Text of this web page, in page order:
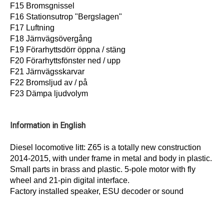
F15 Bromsgnissel
F16 Stationsutrop "Bergslagen"
F17 Luftning
F18 Järnvägsövergång
F19 Förarhyttsdörr öppna / stäng
F20 Förarhyttsfönster ned / upp
F21 Järnvägsskarvar
F22 Bromsljud av / på
F23 Dämpa ljudvolym
Information in English
Diesel locomotive litt: Z65 is a totally new construction
2014-2015, with under frame in metal and body in plastic.
Small parts in brass and plastic. 5-pole motor with fly
wheel and 21-pin digital interface.
Factory installed speaker, ESU decoder or sound